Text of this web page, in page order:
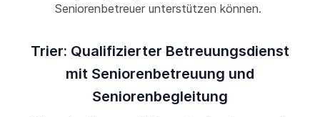
Seniorenbetreuer unterstützen können.
Trier: Qualifizierter Betreuungsdienst
mit Seniorenbetreuung und
Seniorenbegleitung